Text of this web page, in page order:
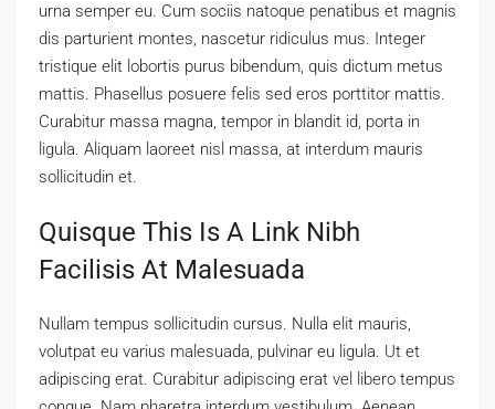
urna semper eu. Cum sociis natoque penatibus et magnis
dis parturient montes, nascetur ridiculus mus. Integer
tristique elit lobortis purus bibendum, quis dictum metus
mattis. Phasellus posuere felis sed eros porttitor mattis.
Curabitur massa magna, tempor in blandit id, porta in
ligula. Aliquam laoreet nisl massa, at interdum mauris
sollicitudin et.
Quisque This Is A Link Nibh
Facilisis At Malesuada
Nullam tempus sollicitudin cursus. Nulla elit mauris,
volutpat eu varius malesuada, pulvinar eu ligula. Ut et
adipiscing erat. Curabitur adipiscing erat vel libero tempus